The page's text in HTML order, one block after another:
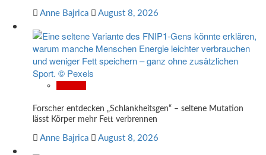
Anne Bajrica August 8, 2026
Forscher entdecken „Schlankheitsgen“ – seltene Mutation
lässt Körper mehr Fett verbrennen
Anne Bajrica August 8, 2026